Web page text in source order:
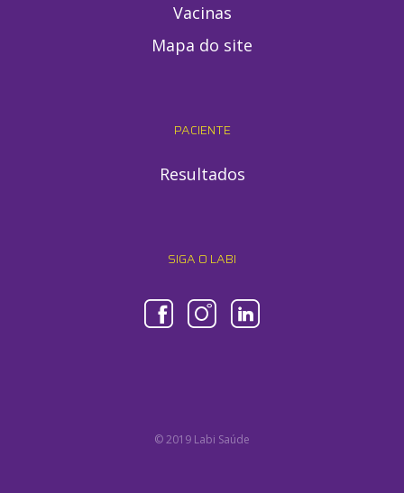
Vacinas
Mapa do site
PACIENTE
Resultados
SIGA O LABI
© 2019 Labi Saúde